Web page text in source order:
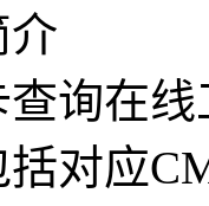
介
询在
对应